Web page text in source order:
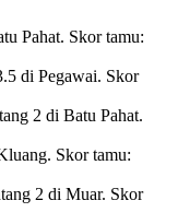
Pahat. Skor tamu:
di Pegawai. Skor
2 di Batu Pahat.
Skor tamu:
2 di Muar. Skor